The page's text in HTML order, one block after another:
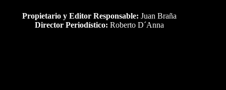
Propietario y Editor Responsable: Juan Braña
Director Periodístico: Roberto D´Anna